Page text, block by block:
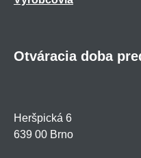
Otváracia doba
Heršpická 6
639 00 Brno